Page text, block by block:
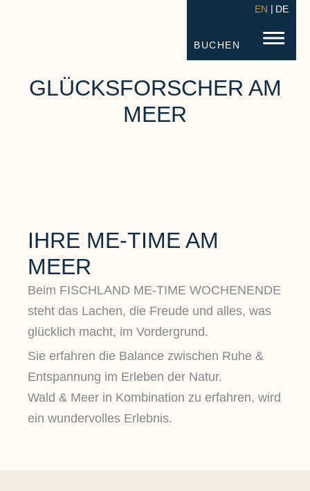
STRANDHOTEL FISCHLAND
BUCHEN
EN DE
GLÜCKSFORSCHER AM
MEER
IHRE ME-TIME AM
MEER
Beim FISCHLAND ME-TIME WOCHENENDE
steht das Lachen, die Freude und alles, was
glücklich macht, im Vordergrund.
Sie erfahren die Balance zwischen Ruhe &
Entspannung im Erleben der Natur.
Wald & Meer in Kombination zu erfahren, wird
ein wundervolles Erlebnis.